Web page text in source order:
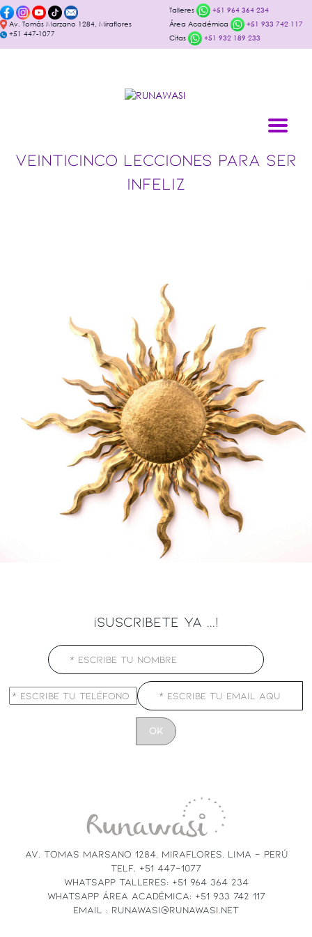
Av. Tomás Marzano 1284, Miraflores
+51 447-1077
Talleres
+51 964 364 234
Área Académica
+51 933 742 117
Citas
+51 932 189 233
VEINTICINCO LECCIONES PARA SER
INFELIZ
¡SUSCRIBETE YA ...!
BLANK.AV. TOMAS MARSANO 1284, MIRAFLORES, LIMA - PERÚ
TELF. +51 447-1077
WHATSAPP TALLERES: +51 964 364 234
WHATSAPP ÁREA ACADÉMICA: +51 933 742 117
EMAIL : RUNAWASI@RUNAWASI.NET